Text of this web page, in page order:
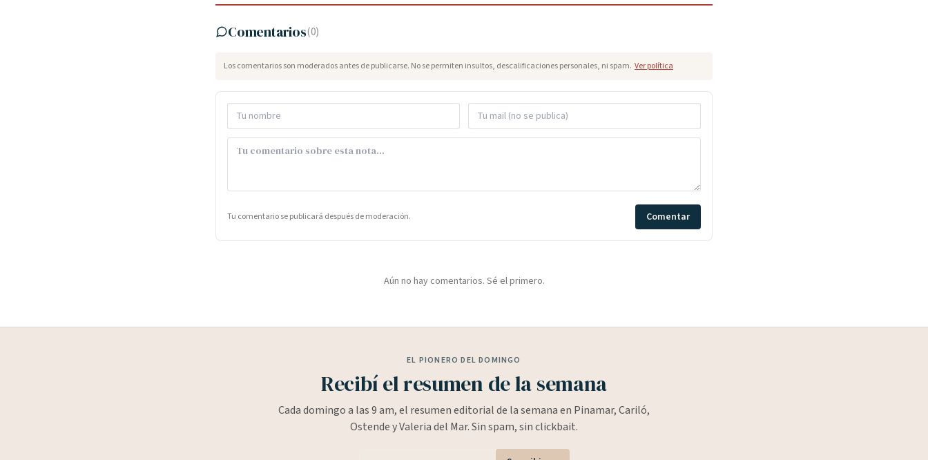
Comentarios(0)
Los comentarios son moderados antes de publicarse. No se permiten insultos, descalificaciones personales, ni spam. Ver política
Tu comentario se publicará después de moderación. Comentar
Aún no hay comentarios. Sé el primero.
EL PIONERO DEL DOMINGO
Recibí el resumen de la semana
Cada domingo a las 9 am, el resumen editorial de la semana en Pinamar, Cariló,
Ostende y Valeria del Mar. Sin spam, sin clickbait.